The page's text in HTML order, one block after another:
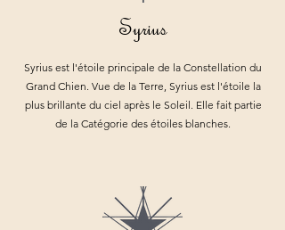
Syrius
Syrius est l'étoile principale de la Constellation du
Grand Chien. Vue de la Terre, Syrius est l'étoile la
plus brillante du ciel après le Soleil. Elle fait partie
de la Catégorie des étoiles blanches.